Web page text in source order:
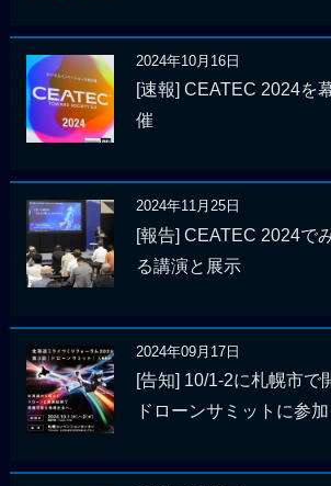
2024年10月16日
[速報] CEATEC 2024を
催
2024年11月25日
[報告] CEATEC 2024で
る講演と展示
2024年09月17日
[告知] 10/1-2に札幌市で
ドローンサミットに参加